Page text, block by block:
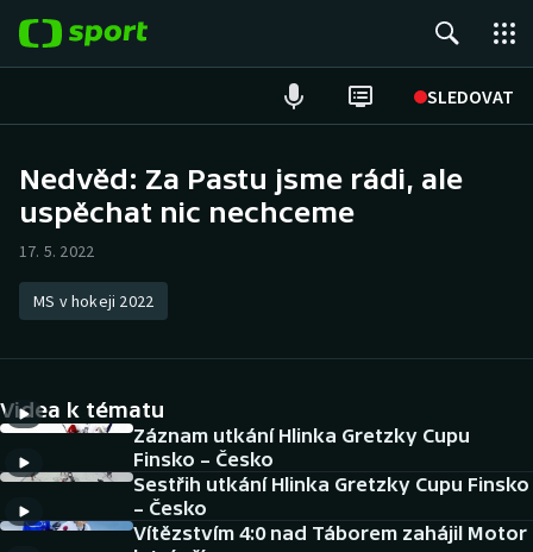
SLEDOVAT
Hokej
Atletika
DALŠÍ SPORTY
Americký fotbal
NEPŘEHLÉDNĚTE
Nedvěd: Za Pastu jsme rádi, ale
uspěchat nic nechceme
17. 5. 2022
MS v hokeji 2022
Videa k tématu
Záznam utkání Hlinka Gretzky Cupu
Finsko – Česko
Sestřih utkání Hlinka Gretzky Cupu Finsko
– Česko
Vítězstvím 4:0 nad Táborem zahájil Motor